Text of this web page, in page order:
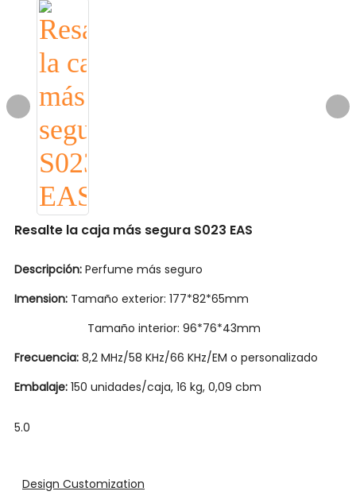
Resalte la caja más segura S023 EAS
Descripción: Perfume más seguro
Imension: Tamaño exterior: 177*82*65mm
Tamaño interior: 96*76*43mm
Frecuencia: 8,2 MHz/58 KHz/66 KHz/EM o personalizado
Embalaje: 150 unidades/caja, 16 kg, 0,09 cbm
5.0
Design Customization